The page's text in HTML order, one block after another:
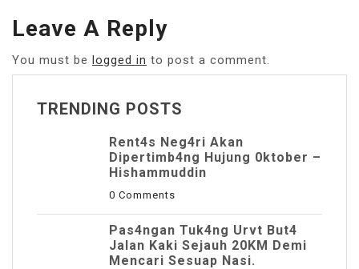
Leave A Reply
You must be logged in to post a comment.
TRENDING POSTS
Rent4s Neg4ri Akan
Dipertimb4ng Hujung 0ktober –
Hishammuddin
0 Comments
Pas4ngan Tuk4ng Urvt But4
JaIan Kaki Sejauh 20KM Demi
Mencari Sesuap Nasi.